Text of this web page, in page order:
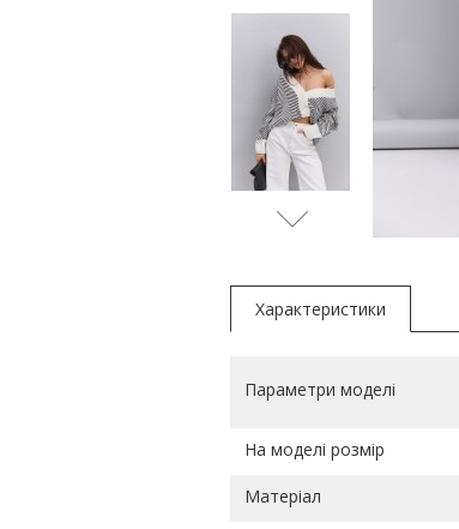
Характеристики
Параметри моделі
На моделі розмір
Матеріал